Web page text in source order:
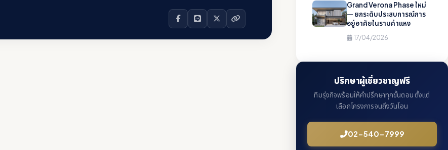
Grand Verona Phase ใหม่
— ยกระดับประสบการณ์การ
อยู่อาศัยในรามคำแหง
17/04/2026
ปรึกษาผู้เชี่ยวชาญฟรี
ทีมรุ่งกิจพร้อมให้คำปรึกษาทุกขั้นตอน ตั้งแต่
เลือกโครงการจนถึงวันโอน
02-540-7999